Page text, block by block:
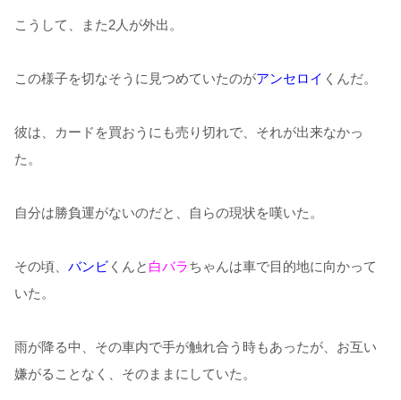
こうして、また2人が外出。
この様子を切なそうに見つめていたのがアンセロイ くんだ。
彼は、カードを買おうにも売り切れで、それが出来なかっ
た。
自分は勝負運がないのだと、自らの現状を嘆いた。
その頃、 バンビ くんと 白バラちゃんは車で目的地に向かって
いた。
雨が降る中、その車内で手が触れ合う時もあったが、お互い
嫌がることなく、そのままにしていた。